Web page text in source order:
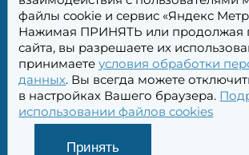
файлы cookie и сервис «Яндекс
Нажимая ПРИНЯТЬ или продолжая
сайта, вы разрешаете их
принимаетеусловия обработки
данных. Вы всегда можете
в настройках Вашего браузера.
использовании файлов cookies
Принять